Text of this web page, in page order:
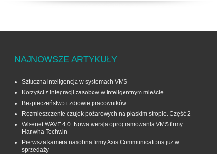
NAJNOWSZE ARTYKUŁY
Sztuczna inteligencja w systemach VMS
Korzyści z integracji zasobów w inteligentnym mieście
Bezpieczeństwo i zdrowie pracowników
Rozmieszczenie czujek pożarowych na płaskim stropie. Część 2
Wisenet WAVE 4.0. Nowa wersja oprogramowania VMS firmy
Hanwha Techwin
Pierwsza kamera nasobna firmy Axis Communications już w
sprzedaży